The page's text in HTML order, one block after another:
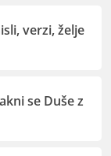
verzi, želje
se Duše z